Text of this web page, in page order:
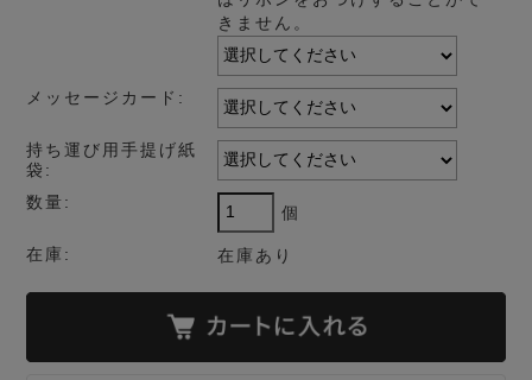
きません。
メッセージカード:
持ち運び用手提げ紙
袋:
数量:
個
在庫: 在庫あり